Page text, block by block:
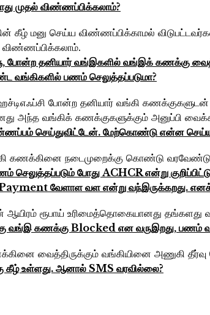
முதல்‌ விண்ணப்பிக்கலாம்‌?
கீழ் மனு செய்ய விண்ணப்பிக்காமல்
போன்ற தனியார்‌ வங்‌இகளில்‌ வங்‌இக்‌ கணக்கு
வங்கிகளில்‌ பணம்‌ செலுத்தப்படுமா?
ஹெச்டிஎஃப்சி போன்ற தனியார் வங்கி
அந்த வங்கிக் கணக்குகளுக்கும் அனுப்பி
செய்துவிட்டேன்‌. மேற்கொண்டு என்ன
கணக்கினை நடைமுறைக்கு கொண்டு
போது ACHCR என்று
வேளாள வள என்று வந்இருக்கறது.
ஆயிரம் ரூபாய் உரிமைத்தொகையானது தங்களது
வங்‌இ கணக்கு Blocked என வருஇறது, பணம்‌
வைத்திருக்கும் வங்கியினை அணுகி
கீழ் உள்ளது. ஆனால்‌ SMS வரவில்லை?